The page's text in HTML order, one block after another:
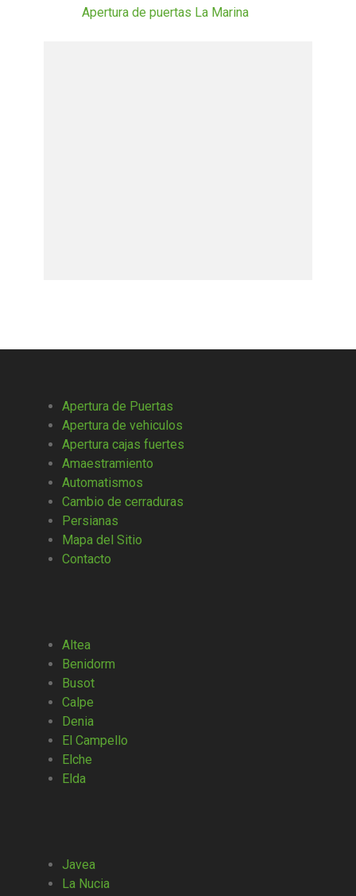
Apertura de puertas La Marina
Apertura de Puertas
Apertura de vehiculos
Apertura cajas fuertes
Amaestramiento
Automatismos
Cambio de cerraduras
Persianas
Mapa del Sitio
Contacto
Altea
Benidorm
Busot
Calpe
Denia
El Campello
Elche
Elda
Javea
La Nucia